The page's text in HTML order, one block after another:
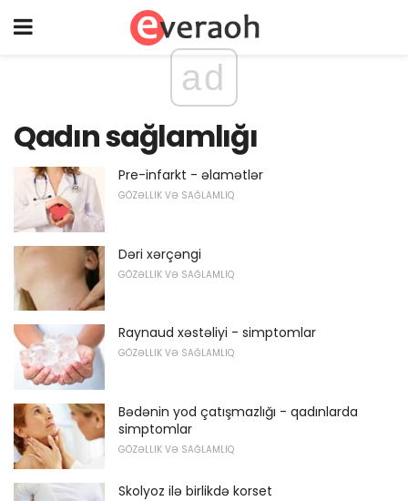
ad
Qadın sağlamlığı
Pre-infarkt - əlamətlər
GÖZƏLLIK VƏ SAĞLAMLIQ
Dəri xərçəngi
GÖZƏLLIK VƏ SAĞLAMLIQ
Raynaud xəstəliyi - simptomlar
GÖZƏLLIK VƏ SAĞLAMLIQ
Bədənin yod çatışmazlığı - qadınlarda
simptomlar
GÖZƏLLIK VƏ SAĞLAMLIQ
Skolyoz ilə birlikdə korset